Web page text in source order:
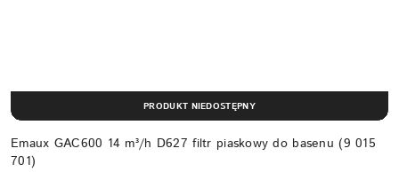
Emaux GAC600 14 m³/h D627 filtr piaskowy do basenu (9 015
701)
PRODUKT NIEDOSTĘPNY